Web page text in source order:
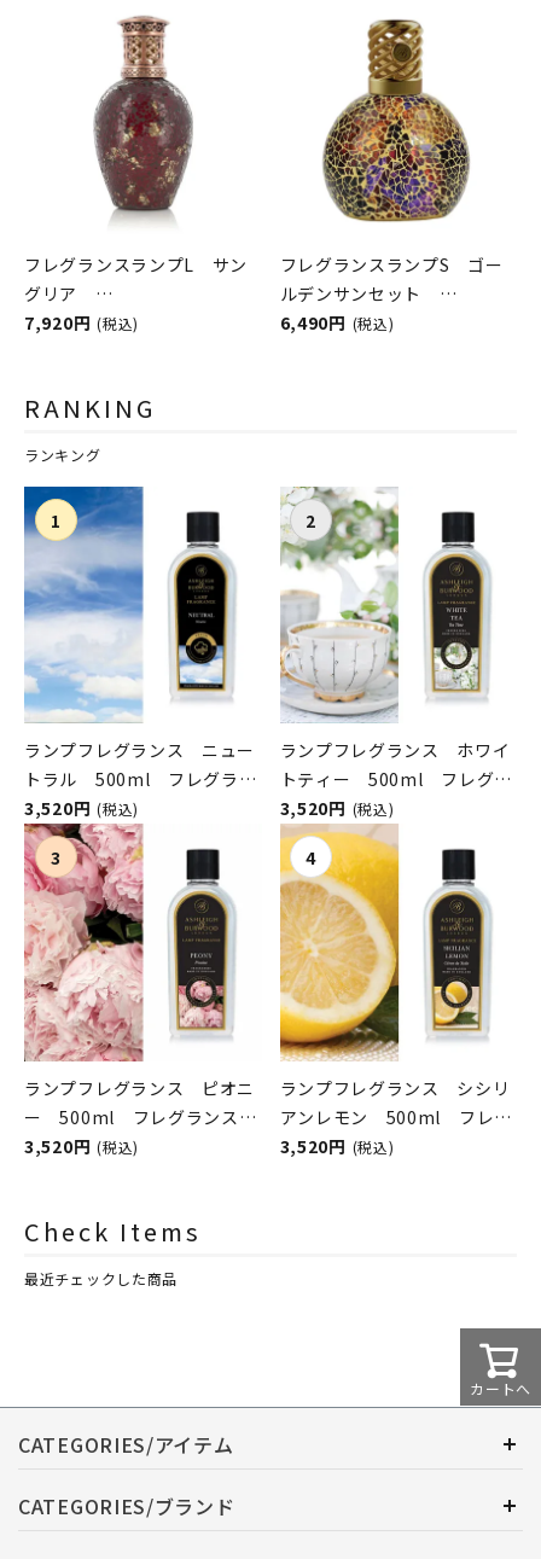
シュレイアンドバーウッド）
シュレイアンドバーウッド）
フレグランスランプL サン
グリア
ASHLEIGH&BURWOOD（ア
7,920円 (税込)
フレグランスランプS ゴー
ルデンサンセット
ASHLEIGH&BURWOOD（ア
6,490円 (税込)
RANKING
ランキング
ランプフレグランス ニュー
トラル 500ml フレグラン
スランプ用オイル
ASHLEIGH&BURWOOD（ア
シュレイアンドバーウッド）
3,520円 (税込)
ランプフレグランス ホワイ
トティー 500ml フレグラ
ンスランプ用オイル
ASHLEIGH&BURWOOD（ア
シュレイアンドバーウッド）
3,520円 (税込)
ランプフレグランス ピオニ
ー 500ml フレグランスラ
ンプ用オイル
3,520円 (税込)
ランプフレグランス シシリ
アンレモン 500ml フレグ
ランスランプ用オイル
3,520円 (税込)
Check Items
最近チェックした商品
カートへ
CATEGORIES/アイテム
CATEGORIES/ブランド